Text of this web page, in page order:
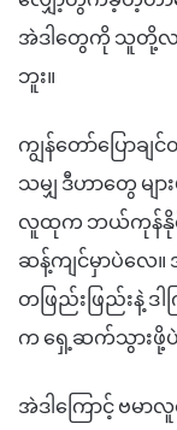
အဲဒါတွေကို သူတို့လည်
ဘူး။
ကျွန်တော်ပြော
သမျှ ဒီဟာတွေ မျ
လူထုက ဘယ်ကုန်နိုင်
ဆန့်ကျင်မှာပဲလေ
တဖြည်းဖြည်းနဲ့ ဒ
က ရှေ့ဆက်သွားဖို့
အဲဒါကြောင့် ဗမ